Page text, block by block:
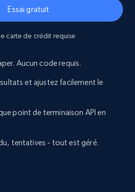
Essai gratuit
carte de crédit requise
Aucun code requis.
et ajustez facilement le
point de terminaison API en
tentatives - tout est géré.